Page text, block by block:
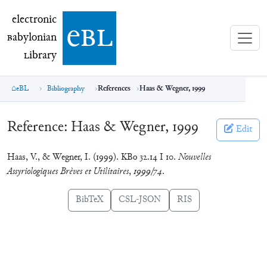
electronic Babylonian Library (eBL)
electronic
Babylonian
Library ebl
eBL Bibliography References Haas & Wegner, 1999
Reference: Haas & Wegner, 1999 Edit
Haas, V., & Wegner, I. (1999). KBo 32.14 I 10. Nouvelles
Assyriologiques Brèves et Utilitaires,1999/74.
BibTeX CSL-JSON RIS